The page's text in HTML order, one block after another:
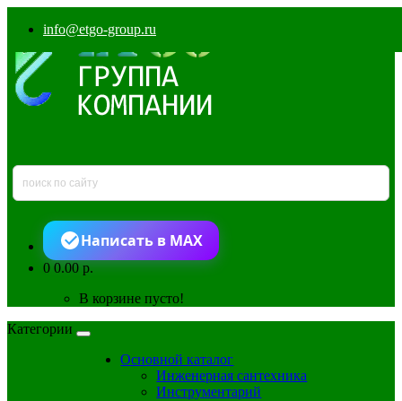
info@etgo-group.ru
Написать в MAX
00.00 р.
В корзине пусто!
Категории
Основной каталог
Инженерная сантехника
Инструментарий